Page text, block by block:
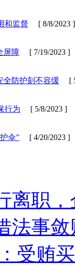
和监督 [ 8/8/2023 ]
屏障 [ 7/19/2023 ]
全防护刻不容缓 [
行为 [ 5/8/2023 ]
伞” [ 4/20/2023 ]
离职
法事
受贿